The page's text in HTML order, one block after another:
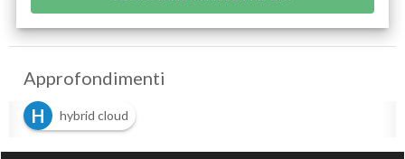
Approfondimenti
H
hybrid cloud